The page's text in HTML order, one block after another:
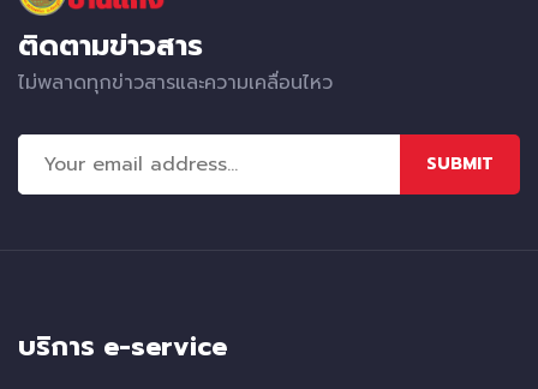
ติดตามข่าวสาร
ไม่พลาดทุกข่าวสารและความเคลื่อนไหว
SUBMIT
บริการ e-service